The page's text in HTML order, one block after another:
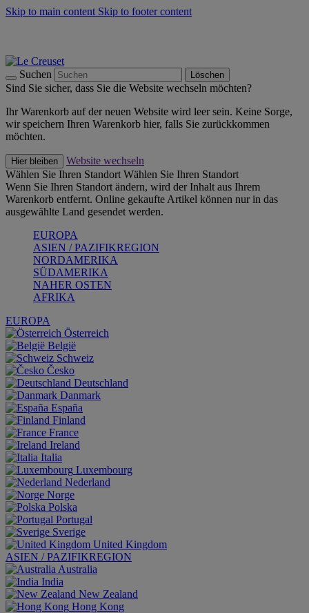
Skip to main content Skip to footer content
Suchen Löschen
Sind Sie sicher, dass Sie die Website wechseln möchten?
Ihr Warenkorb auf der neuen Website wird leer sein. Keine Sorge,
wir speichern Ihren Warenkorb hier, falls Sie zurückkommen
möchten.
Hier bleiben
Website wechseln
Wählen Sie Ihren Standort Wählen Sie Ihren Standort
Wenn Sie Ihren Standort ändern, wird der Inhalt aus Ihrem
Warenkorb entfernt. Online gekaufte Artikel können nur in das
ausgewählte Land gesendet werden.
EUROPA
ASIEN / PAZIFIKREGION
NORDAMERIKA
SÜDAMERIKA
NAHER OSTEN
AFRIKA
EUROPA
Österreich
België
Schweiz
Česko
Deutschland
Danmark
España
Finland
France
Ireland
Italia
Luxembourg
Nederland
Norge
Polska
Portugal
Sverige
United Kingdom
ASIEN / PAZIFIKREGION
Australia
India
New Zealand
Hong Kong